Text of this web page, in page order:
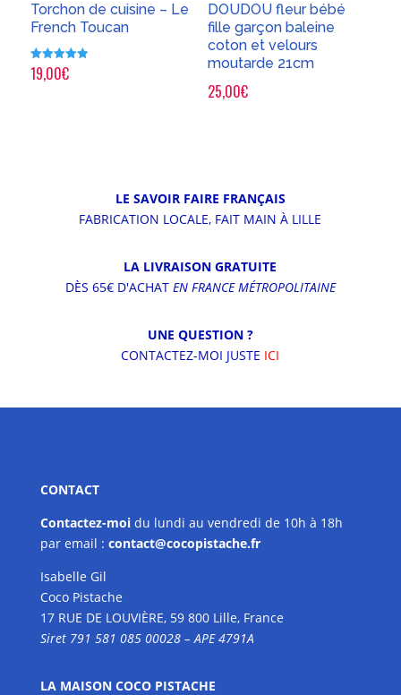
Torchon de cuisine – Le
French Toucan
Note
5.00
19,00€
DOUDOU fleur bébé
fille garçon baleine
coton et velours
moutarde 21cm
25,00€
LE SAVOIR FAIRE FRANÇAIS
FABRICATION LOCALE, FAIT MAIN À LILLE
LA LIVRAISON GRATUITE
DÈS 65€ D'ACHAT EN FRANCE MÉTROPOLITAINE
UNE QUESTION ?
CONTACTEZ-MOI JUSTE ICI
CONTACT
Contactez-moidu lundi au vendredi de 10h à 18h
par email : contact@cocopistache.fr
Isabelle Gil
Coco Pistache
17 RUE DE LOUVIÈRE, 59 800 Lille, France
Siret 791 581 085 00028 – APE 4791A
LA MAISON COCO PISTACHE